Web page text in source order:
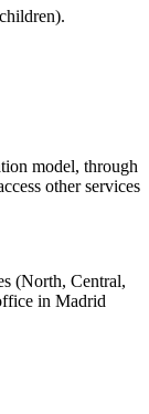
model, through
other services
(North, Central,
in Madrid